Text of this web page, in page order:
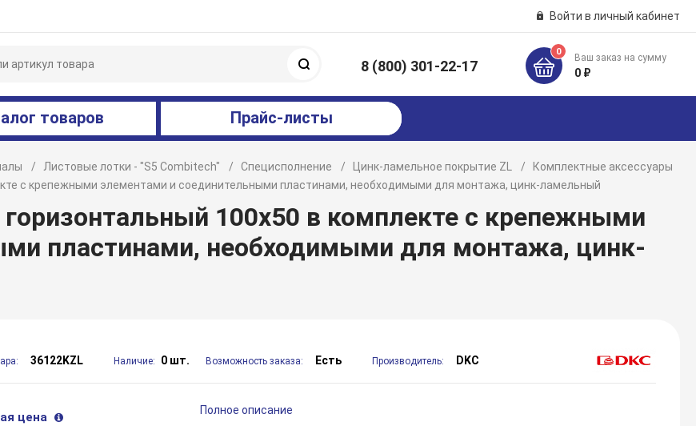
Войти в личный кабинет
8 (800) 301-22-17
0
Ваш заказ на сумму
0 ₽
товаров Прайс-листы
Листовые лотки - "S5 Combitech" Специсполнение Цинк-ламельное покрытие ZL
Комплектные аксессуары
с крепежными элементами и соединительными пластинами, необходимыми для монтажа, цинк-ламельный
100x50 в комплекте с крепежными
пластинами, необходимыми для монтажа, цинк-
36122KZL Наличие: 0 шт. Возможность заказа: Есть Производитель: DKC
цена Полное описание